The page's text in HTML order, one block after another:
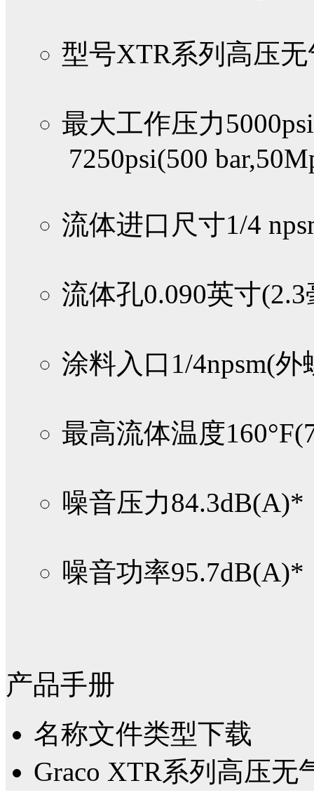
型号XTR系列高压
最大工作压力
7250psi(500
流体进口尺寸1/4
流体孔0.090英寸
涂料入口 1/4npsm(外
最高流体温度
噪音压力84.3dB(A)*
噪音功率95.7dB(A)*
产品手册
名称文件类型下载
Graco XTR系列高压无